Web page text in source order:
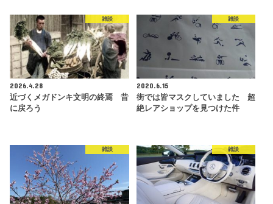
雑談
2026.4.28
近づくメガドンキ文明の終焉 昔
に戻ろう
雑談
2020.6.15
街では皆マスクしていました 超
絶レアショップを見つけた件
雑談 雑談